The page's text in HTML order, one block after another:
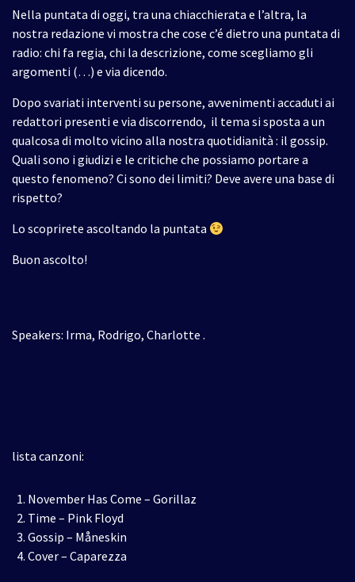
Nella puntata di oggi, tra una chiacchierata e l’altra, la
nostra redazione vi mostra che cose c’é dietro una puntata di
radio: chi fa regia, chi la descrizione, come scegliamo gli
argomenti (…) e via dicendo.
Dopo svariati interventi su persone, avvenimenti accaduti ai
redattori presenti e via discorrendo, il tema si sposta a un
qualcosa di molto vicino alla nostra quotidianità : il gossip.
Quali sono i giudizi e le critiche che possiamo portare a
questo fenomeno? Ci sono dei limiti? Deve avere una base di
rispetto?
Lo scoprirete ascoltando la puntata
Buon ascolto!
Speakers: Irma, Rodrigo, Charlotte .
lista canzoni:
November Has Come – Gorillaz
Time – Pink Floyd
Gossip – Måneskin
Cover – Caparezza